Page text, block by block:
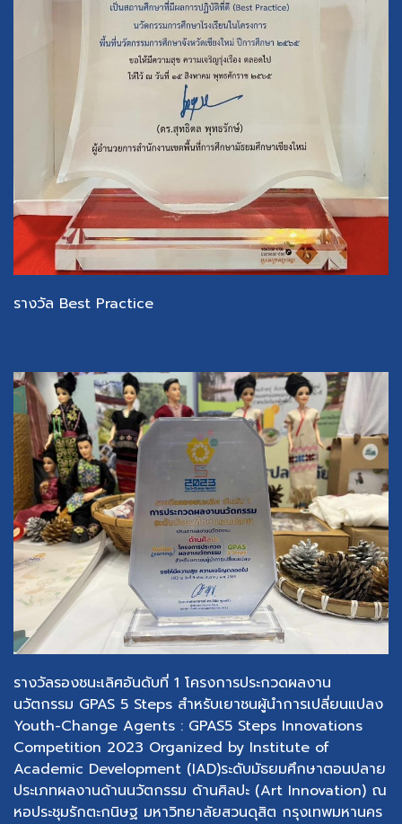
รางวัล Best Practice
รางวัลรองชนะเลิศอันดับที่ 1 โครงการประกวดผลงาน
นวัตกรรม GPAS 5 Steps สำหรับเยาชนผู้นำการเปลี่ยนแปลง
Youth-Change Agents : GPAS5 Steps Innovations
Competition 2023 Organized by Institute of
Academic Development (IAD)ระดับมัธยมศึกษาตอนปลาย
ประเภทผลงานด้านนวัตกรรม ด้านศิลปะ (Art Innovation) ณ
หอประชุมรักตะกนิษฐ มหาวิทยาลัยสวนดุสิต กรุงเทพมหานคร